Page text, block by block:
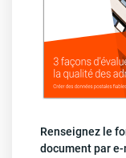
Renseignez le
document par